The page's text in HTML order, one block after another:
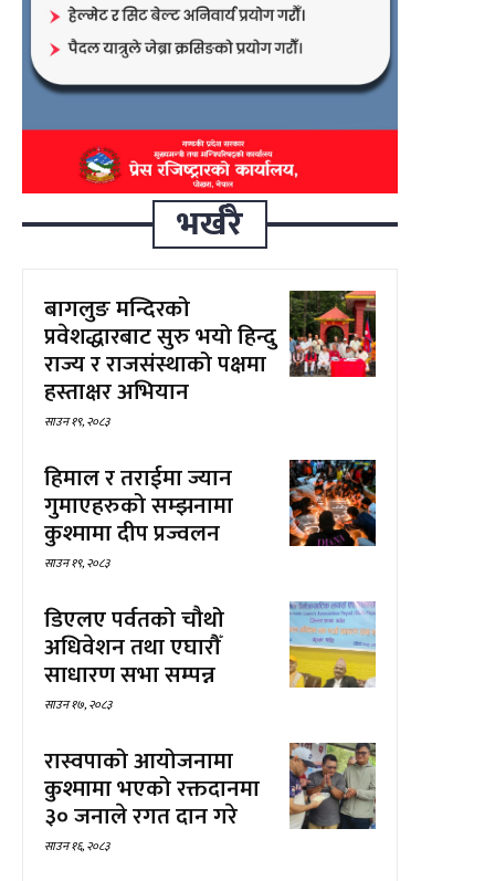
भर्खरै
बागलुङ मन्दिरको
प्रवेशद्धारबाट सुरु भयो हिन्दु
राज्य र राजसंस्थाको पक्षमा
हस्ताक्षर अभियान
साउन १९, २०८३
हिमाल र तराईमा ज्यान
गुमाएहरुको सम्झनामा
कुश्मामा दीप प्रज्वलन
साउन १९, २०८३
डिएलए पर्वतको चौथो
अधिवेशन तथा एघारौँ
साधारण सभा सम्पन्न
साउन १७, २०८३
रास्वपाको आयोजनामा
कुश्मामा भएको रक्तदानमा
३० जनाले रगत दान गरे
साउन १६, २०८३